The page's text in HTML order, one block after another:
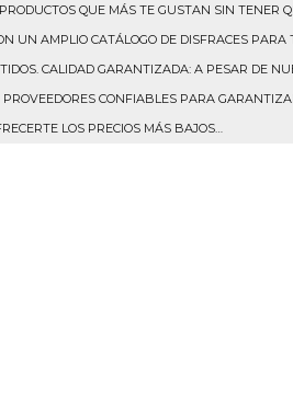
QUE MÁS TE GUSTAN SIN TENER
UN AMPLIO CATÁLOGO DE DISFRACES PARA
CALIDAD GARANTIZADA: A PESAR DE
CONFIABLES PARA
LOS PRECIOS MÁS BAJOS…